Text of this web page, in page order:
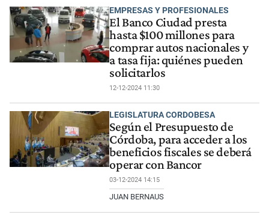
EMPRESAS Y PROFESIONALES
El Banco Ciudad presta
hasta $100 millones para
comprar autos nacionales y
a tasa fija: quiénes pueden
solicitarlos
12-12-2024 11:30
LEGISLATURA CORDOBESA
Según el Presupuesto de
Córdoba, para acceder a los
beneficios fiscales se deberá
operar con Bancor
03-12-2024 14:15
JUAN BERNAUS